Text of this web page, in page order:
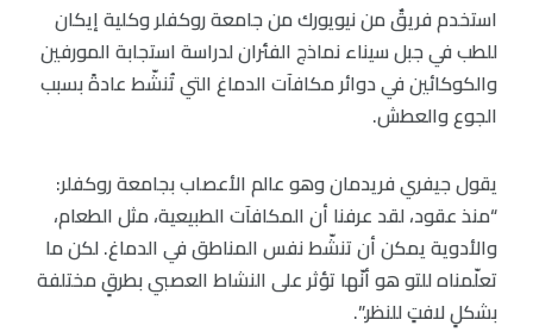
استخدم فريقٌ من نيويورك من جامعة روكفلر وكلية إيكان
للطب في جبل سيناء نماذج الفئران لدراسة استجابة المورفين
والكوكائين في دوائر مكافآت الدماغ التي تُنشّط عادةً بسبب
الجوع والعطش.
يقول جيفري فريدمان وهو عالم الأعصاب بجامعة روكفلر:
“منذ عقود، لقد عرفنا أن المكافآت الطبيعية، مثل الطعام،
والأدوية يمكن أن تنشّط نفس المناطق في الدماغ. لكن ما
تعلّمناه للتو هو أنّها تؤثر على النشاط العصبي بطرقٍ مختلفة
بشكلٍ لافتٍ للنظر.”.